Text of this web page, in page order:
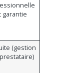
garantie
(gestion